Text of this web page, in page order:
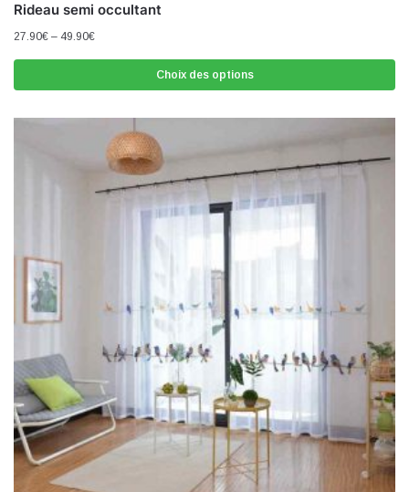
Rideau semi occultant
27.90€ – 49.90€
Choix des options